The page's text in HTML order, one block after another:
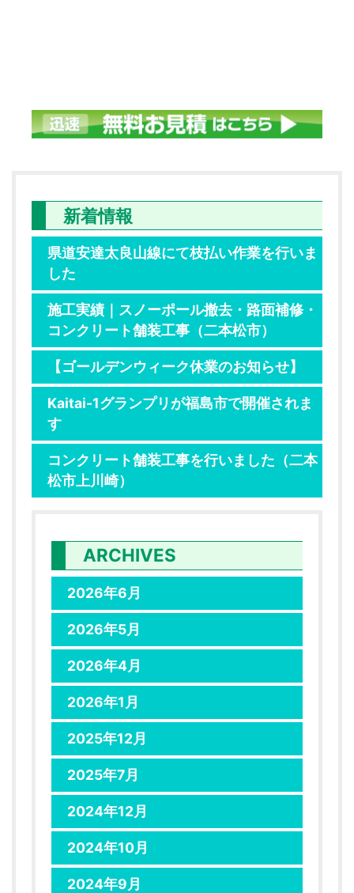
新着情報
県道安達太良山線にて枝払い作業を行いま
した
施工実績｜スノーポール撤去・路面補修・
コンクリート舗装工事（二本松市）
【ゴールデンウィーク休業のお知らせ】
Kaitai-1グランプリが福島市で開催されま
す
コンクリート舗装工事を行いました（二本
松市上川崎）
ARCHIVES
2026年6月
2026年5月
2026年4月
2026年1月
2025年12月
2025年7月
2024年12月
2024年10月
2024年9月